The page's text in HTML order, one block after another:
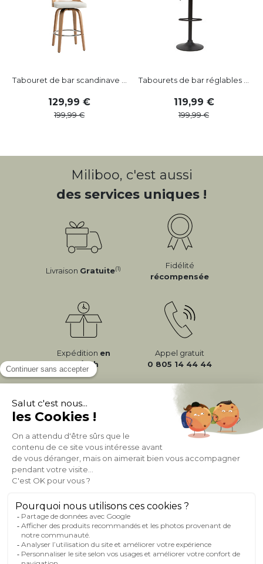
Tabouret de bar scandinave ...
129,99
199,99
Tabourets de bar réglables ...
119,99
199,99
Miliboo, c'est aussi
des services uniques !
Livraison Gratuite(1)
Fidélité
récompensée
Expédition en
24/72h
Appel gratuit
0 805 14 44 44
À PROPOS DE MILIBOO
AIDE & CONTACT